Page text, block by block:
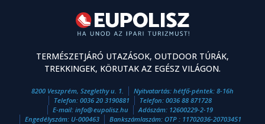
TERMÉSZETJÁRÓ UTAZÁSOK, OUTDOOR TÚRÁK,
TREKKINGEK, KÖRUTAK AZ EGÉSZ VILÁGON.
8200 Veszprém, Szeglethy u. 1.
Nyitvatartás: hétfő-péntek: 8-16h
Telefon: 0036 20 3190881 Telefon: 0036 88 871728
E-mail: info@eupolisz.hu
Adószám: 12600229-2-19
Engedélyszám: U-000463
Bankszámlaszám: OTP : 11702036-20703451